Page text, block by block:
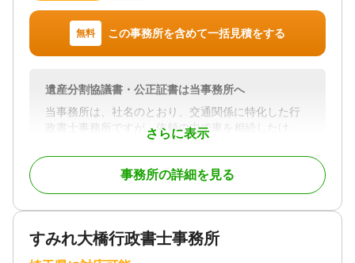
でございます。
相続手続や遺言作成に関する専門家へのご依頼をお
考えでしたら当事務所にお気軽にご相談くださいま
何卒よろしくお願い申し上げます。
対応地域
埼玉県、群馬県、東京都
遺言書 / 遺産分割 / 相続財産調査 / 相続手続き / 銀行
手続き / 戸籍収集
訪問可 / 初回相談無料
無料 この事務所を含めて一括見積をする
さらに表示
遺産分割協議書・公正証書は当事務所へ
当事務所は、社名のとおり、交通関係に特化した行
政書士事務所ですが、依頼の中で車を相続したけ
ど、名義は自動で変更になるの、交通事故で亡くな
ったが遺産相続と並行して交通事故の相談もできる
のかなど、いろいろ交通関係を通して相続の依頼を
受けておりますので、ご心配にならず、御相談をお
対応地域
４７都道府県に対応可能ですが、面談を希望の方
事務所の詳細を見る
すみれ大橋行政書士事務所